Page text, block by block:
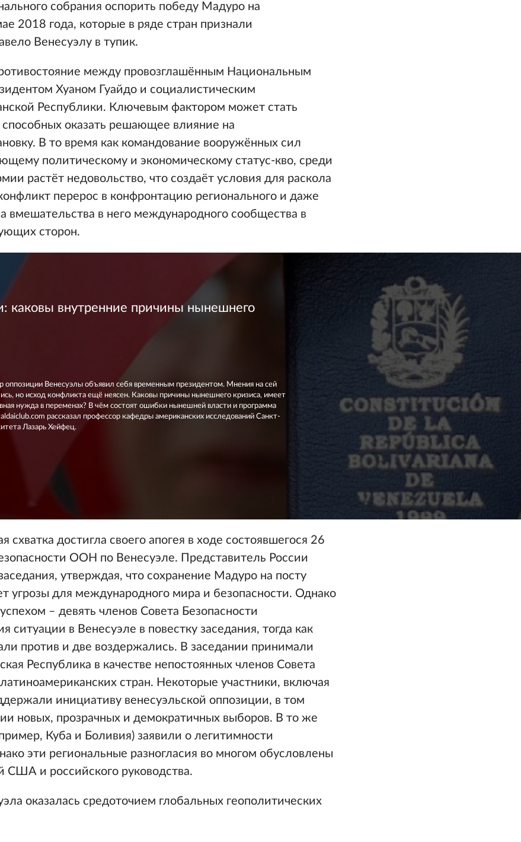
собрания оспорить победу Мадуро на
2018 года, которые в ряде стран признали
Венесуэлу в тупик.
между провозглашённым Национальным
Хуаном Гуайдо и социалистическим
Республики. Ключевым фактором может стать
оказать решающее влияние на
В то время как командование вооружённых сил
политическому и экономическому статус-кво, среди
растёт недовольство, что создаёт условия для раскола
перерос в конфронтацию регионального и даже
вмешательства в него международного сообщества в
сторон.
каковы внутренние причины нынешнего
оппозиции Венесуэлы объявил себя временным президентом. Мнения на сей
но исход конфликта ещё неясен. Каковы причины нынешнего кризиса, имеет
нужда в переменах? В чём состоят ошибки нынешней власти и программа
рассказал профессор кафедры американских исследований Санкт-
Лазарь Хейфец.
схватка достигла своего апогея в ходе состоявшегося 26
ООН по Венесуэле. Представитель России
утверждая, что сохранение Мадуро на посту
угрозы для международного мира и безопасности. Однако
– девять членов Совета Безопасности
ситуации в Венесуэле в повестку заседания, тогда как
против и две воздержались. В заседании принимали
Республика в качестве непостоянных членов Совета
стран. Некоторые участники, включая
инициативу венесуэльской оппозиции, в том
новых, прозрачных и демократичных выборов. В то же
Куба и Боливия) заявили о легитимности
эти региональные разногласия во многом обусловлены
США и российского руководства.
оказалась средоточием глобальных геополитических